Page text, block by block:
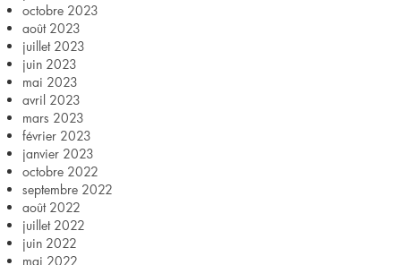
octobre 2023
août 2023
juillet 2023
juin 2023
mai 2023
avril 2023
mars 2023
février 2023
janvier 2023
octobre 2022
septembre 2022
août 2022
juillet 2022
juin 2022
mai 2022